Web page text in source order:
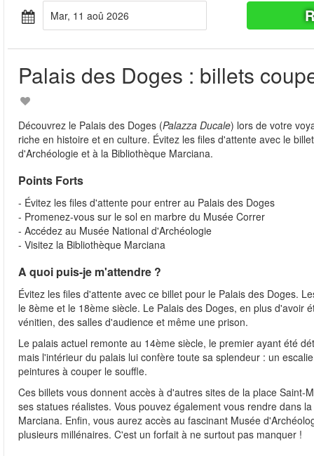
mar, 11 aoû 2026
Palais des Doges : billets
Découvrez le Palais des Doges (Palazza Ducale) lors de votre
riche en histoire et en culture. Évitez les files d'attente avec le
d'Archéologie et à la Bibliothèque Marciana.
Points Forts
- Évitez les files d'attente pour entrer au Palais des Doges
- Promenez-vous sur le sol en marbre du Musée Correr
- Accédez au Musée National d'Archéologie
- Visitez la Bibliothèque Marciana
A quoi puis-je m'attendre ?
Évitez les files d'attente avec ce billet pour le Palais des Doges.
le 8ème et le 18ème siècle. Le Palais des Doges, en plus
vénitien, des salles d'audience et même une prison.
Le palais actuel remonte au 14ème siècle, le premier ayant été
mais l'intérieur du palais lui confère toute sa splendeur : un
peintures à couper le souffle.
Ces billets vous donnent accès à d'autres sites de la place
ses statues réalistes. Vous pouvez également vous rendre dans
Marciana. Enfin, vous aurez accès au fascinant Musée
plusieurs millénaires. C'est un forfait à ne surtout pas manquer !